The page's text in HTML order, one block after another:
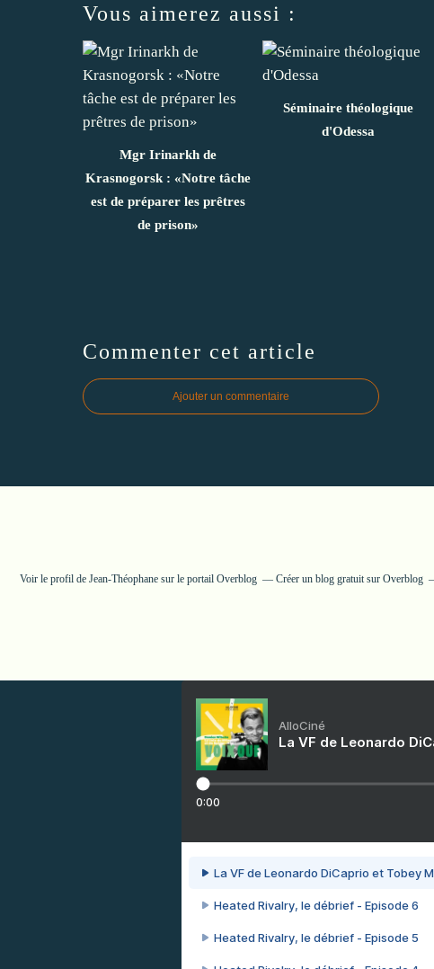
Vous aimerez aussi :
Mgr Irinarkh de
Krasnogorsk : «Notre tâche
est de préparer les prêtres
de prison»
Séminaire théologique
d'Odessa
Commenter cet article
Ajouter un commentaire
Voir le profil de Jean-Théophane sur le portail Overblog Créer un blog gratuit sur Overblog
AlloCiné
La VF de Leonardo
0:00
La VF de Leonardo DiCaprio et Tobey
Heated Rivalry, le débrief - Episode 6
Heated Rivalry, le débrief - Episode 5